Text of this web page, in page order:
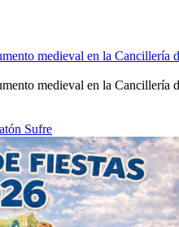
medieval en la Cancillería
medieval en la Cancillería
Sufre